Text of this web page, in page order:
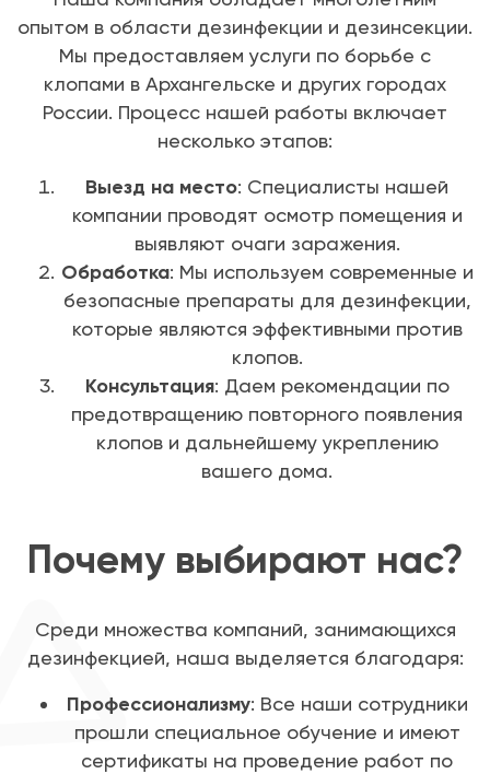
опытом в области дезинфекции и дезинсекции.
Мы предоставляем услуги по борьбе с
клопами в Архангельске и других городах
России. Процесс нашей работы включает
несколько этапов:
Выезд на место: Специалисты нашей
компании проводят осмотр помещения и
выявляют очаги заражения.
Обработка: Мы используем современные и
безопасные препараты для дезинфекции,
которые являются эффективными против
клопов.
Консультация: Даем рекомендации по
предотвращению повторного появления
клопов и дальнейшему укреплению
вашего дома.
Почему выбирают нас?
Среди множества компаний, занимающихся
дезинфекцией, наша выделяется благодаря:
Профессионализму: Все наши сотрудники
прошли специальное обучение и имеют
сертификаты на проведение работ по